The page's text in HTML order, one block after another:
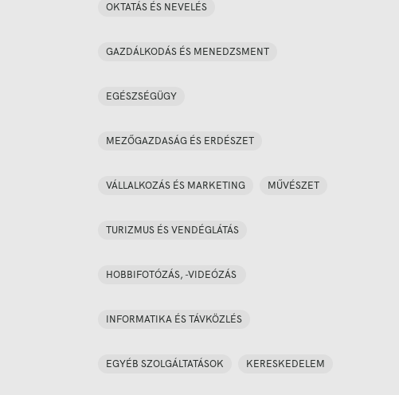
OKTATÁS ÉS NEVELÉS
GAZDÁLKODÁS ÉS MENEDZSMENT
EGÉSZSÉGÜGY
MEZŐGAZDASÁG ÉS ERDÉSZET
VÁLLALKOZÁS ÉS MARKETING MŰVÉSZET
TURIZMUS ÉS VENDÉGLÁTÁS
HOBBIFOTÓZÁS, -VIDEÓZÁS
INFORMATIKA ÉS TÁVKÖZLÉS
EGYÉB SZOLGÁLTATÁSOK KERESKEDELEM